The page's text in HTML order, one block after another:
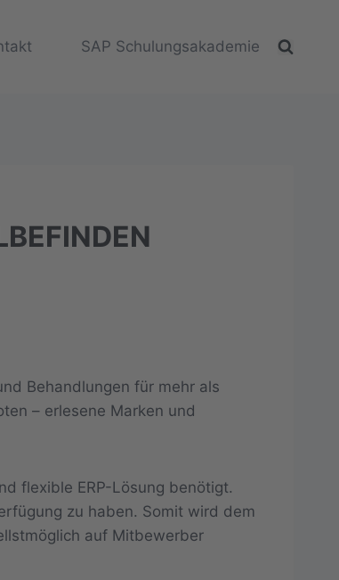
SAP Schulungsakademie
Behandlungen für mehr als
– erlesene Marken und
flexible ERP-Lösung benötigt.
zu haben. Somit wird dem
auf Mitbewerber